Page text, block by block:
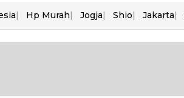
Hp Murah Jogja Shio Jakarta